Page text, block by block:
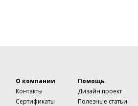
О компании
Контакты
Сертификаты
Помощь
Дизайн проект
Полезные статьи